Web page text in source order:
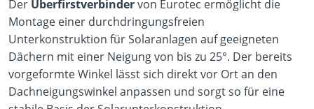
Der Überfirstverbindervon Eurotec ermöglicht die
Montage einer durchdringungsfreien
Unterkonstruktion für Solaranlagen auf geeigneten
Dächern mit einer Neigung von bis zu 25°. Der bereits
vorgeformte Winkel lässt sich direkt vor Ort an den
Dachneigungswinkel anpassen und sorgt so für eine